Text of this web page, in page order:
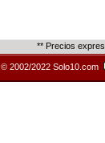
** Precios
© 2002/2022 Solo10.com